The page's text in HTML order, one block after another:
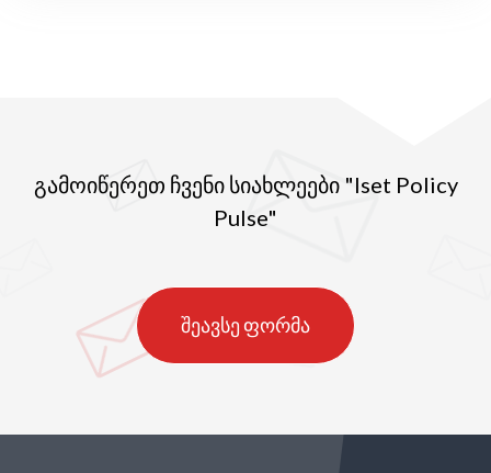
გამოიწერეთ ჩვენი სიახლეები "Iset Policy
Pulse"
შეავსე ფორმა